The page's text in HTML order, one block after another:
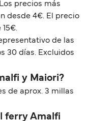
precios más
desde 4€. El precio
de las
30 días. Excluidos
y Maiori?
de aprox. 3 millas
ferry Amalfi